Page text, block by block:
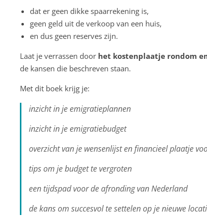
dat er geen dikke spaarrekening is,
geen geld uit de verkoop van een huis,
en dus geen reserves zijn.
Laat je verrassen door het kostenplaatje rondom
de kansen die beschreven staan.
Met dit boek krijg je:
inzicht in je emigratieplannen
inzicht in je emigratiebudget
overzicht van je wensenlijst en financieel plaatje
tips om je budget te vergroten
een tijdspad voor de afronding van Nederland
de kans om succesvol te settelen op je nieuwe